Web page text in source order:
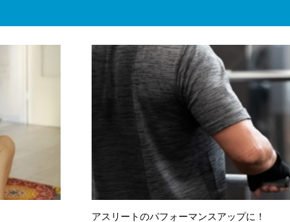
アスリートのパフォーマンスアップに！